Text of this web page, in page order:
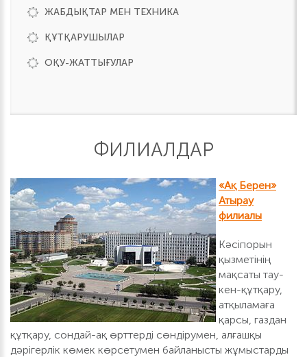
ЖАБДЫҚТАР МЕН ТЕХНИКА
ҚҰТҚАРУШЫЛАР
ОҚУ-ЖАТТЫҒУЛАР
ФИЛИАЛДАР
«Ақ Берен»
Атырау
филиалы
Кәсіпорын
қызметінің
мақсаты тау-
кен-құтқару,
атқыламаға
қарсы, газдан
құтқару, сондай-ақ өрттерді сөндірумен, алғашқы
дәрігерлік көмек көрсетумен байланысты жұмыстарды